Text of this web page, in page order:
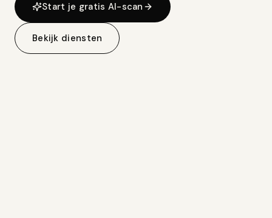
Start je gratis AI-scan
Bekijk diensten